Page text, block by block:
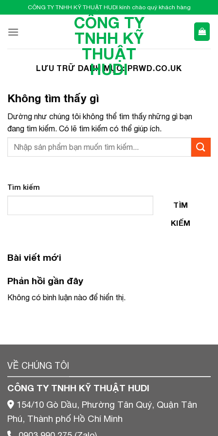
qua
nội
CÔNG TY TNHH KỸ THUẬT HUDI kính chào quý khách hàng
CÔNG TY
TNHH KỸ
THUẬT
HUDI
LƯU TRỮ DANH MỤC: PRWD.CO.UK
Không tìm thấy gì
Dường như chúng tôi không thể tìm thấy những gì bạn
đang tìm kiếm. Có lẽ tìm kiếm có thể giúp ích.
Tìm kiếm
TÌM
KIẾM
Bài viết mới
Phản hồi gần đây
Không có bình luận nào để hiển thị.
VỀ CHÚNG TÔI
CÔNG TY TNHH KỸ THUẬT HUDI
154/10 Gò Dầu, Phường Tân Quý, Quận Tân
Phú, Thành phố Hồ Chí Minh